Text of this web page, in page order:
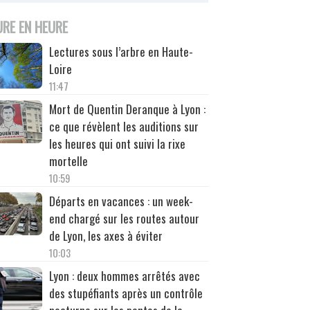
EN HEURE
Lectures sous l’arbre en Haute-
Loire
11:47
Mort de Quentin Deranque à Lyon :
ce que révèlent les auditions sur
les heures qui ont suivi la rixe
mortelle
10:59
Départs en vacances : un week-
end chargé sur les routes autour
de Lyon, les axes à éviter
10:03
Lyon : deux hommes arrêtés avec
des stupéfiants après un contrôle